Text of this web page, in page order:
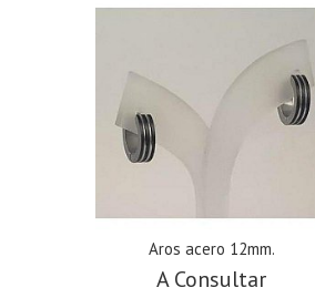
Aros acero 12mm.
A Consultar